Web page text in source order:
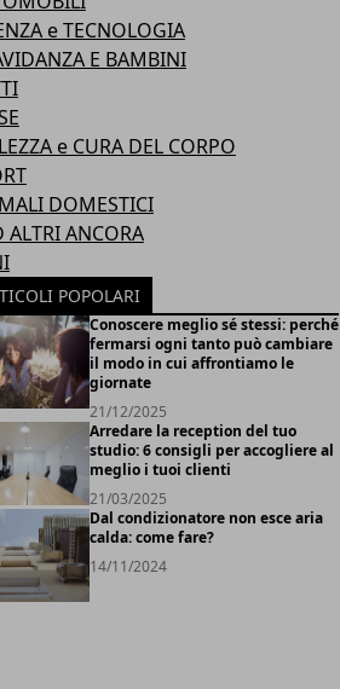
e TECNOLOGIA
E BAMBINI
e CURA DEL CORPO
DOMESTICI
ALTRI ANCORA
POPOLARI
Conoscere meglio sé stessi: perché
fermarsi ogni tanto può cambiare
il modo in cui affrontiamo le
giornate
21/12/2025
Arredare la reception del tuo
studio: 6 consigli per accogliere al
meglio i tuoi clienti
21/03/2025
Dal condizionatore non esce aria
calda: come fare?
14/11/2024